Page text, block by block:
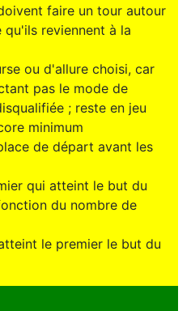
faire un tour autour
reviennent à la
ou d'allure choisi, car
pas le mode de
; reste en jeu
minimum
de départ avant les
qui atteint le but du
du nombre de
le premier le but du